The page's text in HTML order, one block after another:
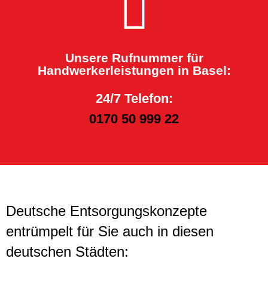
Unsere Rufnummer für
Handwerkerleistungen in Basel:
24/7 Telefon:
0170 50 999 22
Deutsche Entsorgungskonzepte
entrümpelt für Sie auch in diesen
deutschen Städten: